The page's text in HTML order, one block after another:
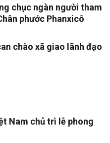
chục ngàn người tham
phước Phanxicô
chào xã giao lãnh đạo
Nam chủ trì lễ phong